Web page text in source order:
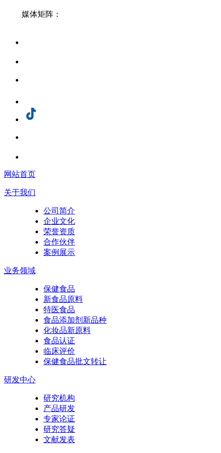
媒体矩阵：
网站首页
关于我们
公司简介
企业文化
荣誉资质
合作伙伴
案例展示
业务领域
保健食品
新食品原料
特医食品
食品添加剂新品种
化妆品新原料
食品认证
临床评价
保健食品批文转让
研发中心
研究机构
产品研发
专家论证
研究答疑
文献发表